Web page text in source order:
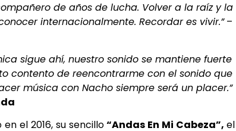
de años de lucha. Volver a la raíz y la
internacionalmente. Recordar es vivir.”–
sigue ahí, nuestro sonido se mantiene fuerte
contento de reencontrarme con el sonido que
música con Nacho siempre será un placer.”
el 2016, su sencillo“Andas En Mi Cabeza”,el